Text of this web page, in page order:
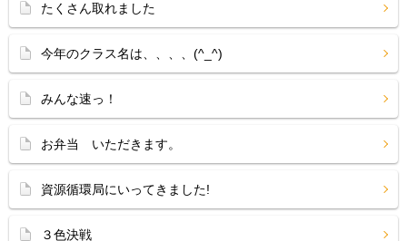
たくさん取れました
今年のクラス名は、、、、(^_^)
みんな速っ！
お弁当 いただきます。
資源循環局にいってきました!
３色決戦